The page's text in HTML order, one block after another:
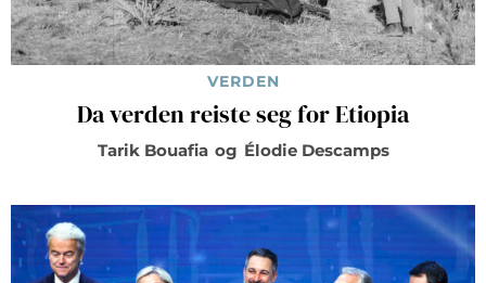
VERDEN
Da verden reiste seg for Etiopia
Tarik Bouafia og Élodie Descamps